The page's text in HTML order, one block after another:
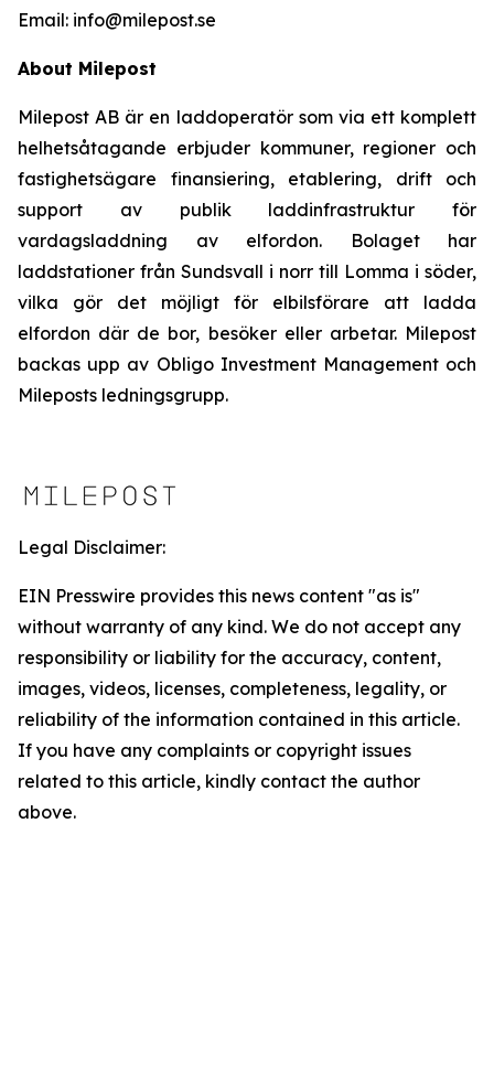
Email: info@milepost.se
About Milepost
Milepost AB är en laddoperatör som via ett komplett
helhetsåtagande erbjuder kommuner, regioner och
fastighetsägare finansiering, etablering, drift och
support av publik laddinfrastruktur för
vardagsladdning av elfordon. Bolaget har
laddstationer från Sundsvall i norr till Lomma i söder,
vilka gör det möjligt för elbilsförare att ladda
elfordon där de bor, besöker eller arbetar. Milepost
backas upp av Obligo Investment Management och
Mileposts ledningsgrupp.
Legal Disclaimer:
EIN Presswire provides this news content "as is"
without warranty of any kind. We do not accept any
responsibility or liability for the accuracy, content,
images, videos, licenses, completeness, legality, or
reliability of the information contained in this article.
If you have any complaints or copyright issues
related to this article, kindly contact the author
above.